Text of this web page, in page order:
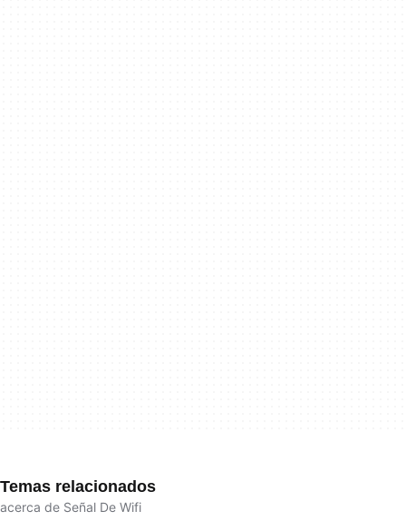
Temas relacionados
acerca de Señal De Wifi